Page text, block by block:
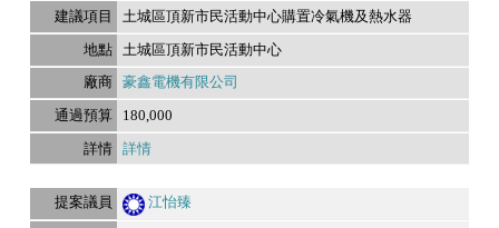
土城區頂新市民活動中心購置冷氣機及熱水器
土城區頂新市民活動中心
豪鑫電機有限公司
180,000
詳情
江怡臻